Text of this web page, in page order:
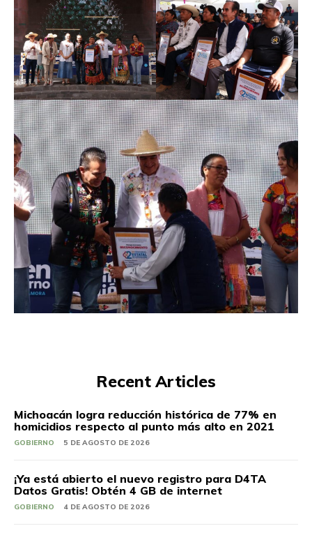
Recent Articles
Michoacán logra reducción histórica de 77% en
homicidios respecto al punto más alto en 2021
GOBIERNO 5 DE AGOSTO DE 2026
¡Ya está abierto el nuevo registro para D4TA
Datos Gratis! Obtén 4 GB de internet
GOBIERNO 4 DE AGOSTO DE 2026